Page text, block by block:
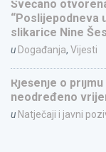
Svečano
“Poslijepodneva
slikarice Nine
u Događanja, Vijesti
Rješenje o prijmu
neodređeno
u Natječaji i javni